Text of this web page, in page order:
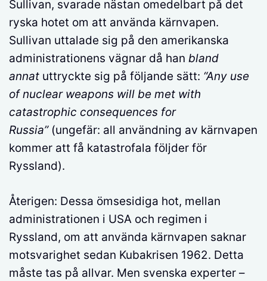
Sullivan, svarade nästan omedelbart på det
ryska hotet om att använda kärnvapen.
Sullivan uttalade sig på den amerikanska
administrationens vägnar då han bland
annat uttryckte sig på följande sätt: “Any use
of nuclear weapons will be met with
catastrophic consequences for
Russia”(ungefär: all användning av kärnvapen
kommer att få katastrofala följder för
Ryssland).
Återigen: Dessa ömsesidiga hot, mellan
administrationen i USA och regimen i
Ryssland, om att använda kärnvapen saknar
motsvarighet sedan Kubakrisen 1962. Detta
måste tas på allvar. Men svenska experter –